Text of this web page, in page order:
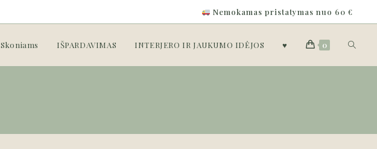
Nemokamas pristatymas nuo 60 €
Skoniams IŠPARDAVIMAS INTERJERO IR JAUKUMO IDĖJOS ♥ 0 Toggle